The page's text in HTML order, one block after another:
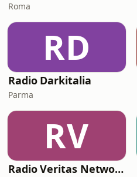
Roma
RD
Radio Darkitalia
Parma
RV
Radio Veritas Network